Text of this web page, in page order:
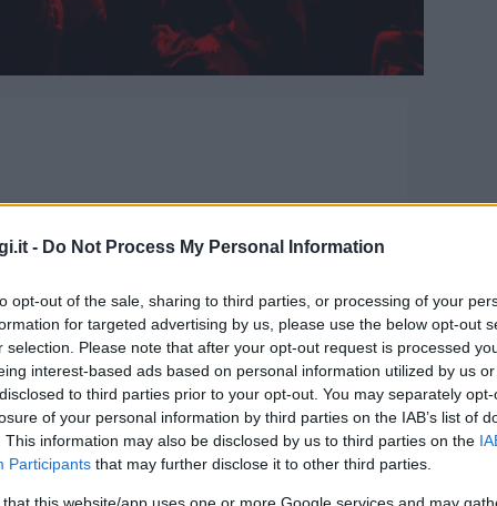
- Do Not Process My Personal Information
opt-out of the sale, sharing to third parties, or processing of your
for targeted advertising by us, please use the below opt-out
selection. Please note that after your opt-out request is processed
interest-based ads based on personal information utilized by us
to third parties prior to your opt-out. You may separately
of your personal information by third parties on the IAB’s list of
This information may also be disclosed by us to third parties on the
Participants that may further disclose it to other third parties.
that this website/app uses one or more Google services and may
i nomi degli artisti
evento musicale crossover in Italia!
a vivere un week-end di Ferragosto